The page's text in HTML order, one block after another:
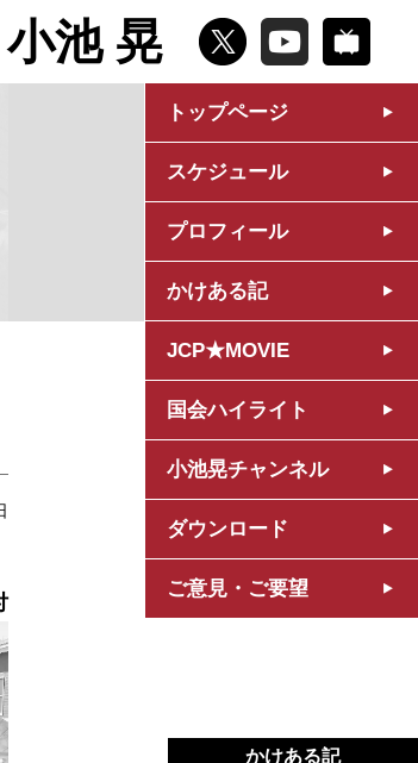
小池 晃
トップページ
スケジュール
プロフィール
かけある記
JCP★MOVIE
国会ハイライト
小池晃チャンネル
ダウンロード
ご意見・ご要望
かけある記